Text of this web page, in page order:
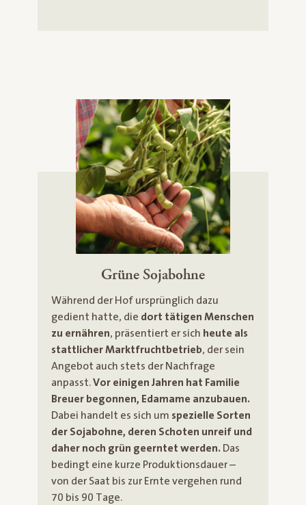
Grüne Sojabohne
Während der Hof ursprünglich dazu
gedient hatte, die dort tätigen Menschen
zu ernähren, präsentiert er sich heute als
stattlicher Marktfruchtbetrieb, der sein
Angebot auch stets der Nachfrage
anpasst.Vor einigen Jahren hat Familie
Breuer begonnen, Edamame anzubauen.
Dabei handelt es sich um spezielle Sorten
der Sojabohne, deren Schoten unreif und
daher noch grün geerntet werden. Das
bedingt eine kurze Produktionsdauer –
von der Saat bis zur Ernte vergehen rund
70 bis 90 Tage.